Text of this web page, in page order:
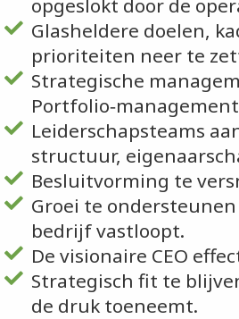
opgeslokt door de
Glasheldere doelen,
prioriteiten neer te
Strategische
Leiderschapsteams
structuur,
Besluitvorming te
Groei te
bedrijf vastloopt.
De visionaire CEO
Strategisch fit te
de druk toeneemt.